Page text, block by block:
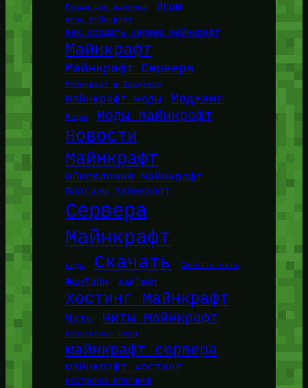
Гайды для админов Игры
Игры Майнкрафт
Как создать сервер Майнкрафт
Майнкрафт
Майнкрафт Сервера
Майнкрафт в браузере
Майнкрафт моды Моджанг
Моды Моды Майнкрафт
Новости
Майнкрафт
Обновления Майнкрафт
Плагины Майнкрафт
Сервера
Майнкрафт
Сиды Скачать Скачать читы
ФанТайм ХайТейл
Хостинг Майнкрафт
Читы Читы Майнкрафт
браузерные игры
майнкрафт сервера
майнкрафт хостинг
настройка плагинов